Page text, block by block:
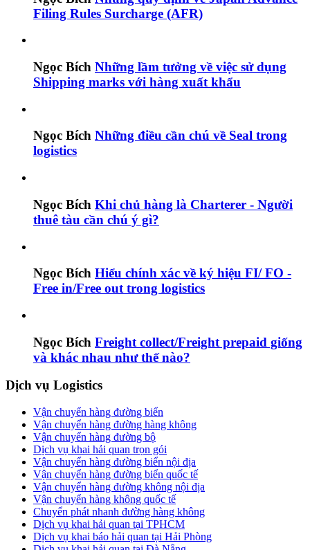
Filing Rules Surcharge (AFR)
Ngọc Bích Những lầm tưởng về việc sử dụng
Shipping marks với hàng xuất khẩu
Ngọc Bích Những điều cần chú về Seal trong
logistics
Ngọc Bích Khi chủ hàng là Charterer - Người
thuê tàu cần chú ý gì?
Ngọc Bích Hiểu chính xác về ký hiệu FI/ FO -
Free in/Free out trong logistics
Ngọc Bích Freight collect/Freight prepaid giống
và khác nhau như thế nào?
Dịch vụ Logistics
Vận chuyển hàng đường biển
Vận chuyển hàng đường hàng không
Vận chuyển hàng đường bộ
Dịch vụ khai hải quan trọn gói
Vận chuyển hàng đường biển nội địa
Vận chuyển hàng đường biển quốc tế
Vận chuyển hàng đường không nội địa
Vận chuyển hàng không quốc tế
Chuyển phát nhanh đường hàng không
Dịch vụ khai hải quan tại TPHCM
Dịch vụ khai báo hải quan tại Hải Phòng